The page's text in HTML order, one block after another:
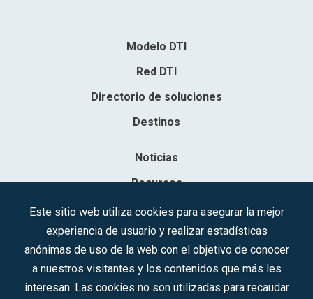
Modelo DTI
Red DTI
Directorio de soluciones
Destinos
Noticias
Recursos
Contacto
Sociedad Mercantil Estatal para la Gestión de la Innovación y las
Este sitio web utiliza cookies para asegurar la mejor
experiencia de usuario y realizar estadísticas
anónimas de uso de la web con el objetivo de conocer
a nuestros visitantes y los contenidos que más les
interesan. Las cookies no son utilizadas para recaudar